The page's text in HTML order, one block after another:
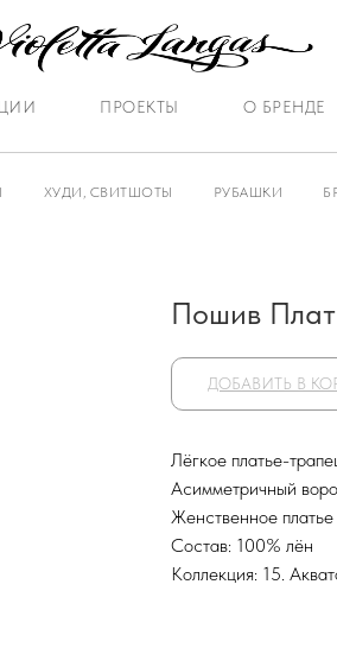
ПРОЕКТЫ О БРЕНДЕ
ХУДИ, СВИТШОТЫ РУБАШКИ
Пошив
ДОБАВИТЬ В
Лёгкое платье-
Асимметричный
Женственное
Состав: 100% лён
Коллекция: 15.